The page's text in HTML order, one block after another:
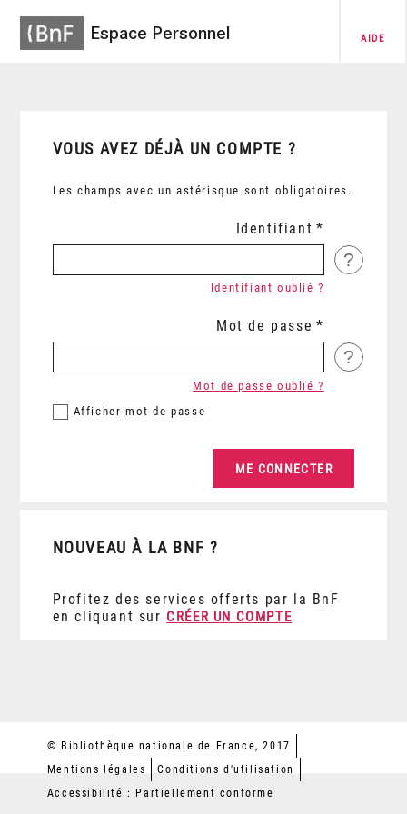
Espace Personnel AIDE
VOUS AVEZ DÉJÀ UN COMPTE ?
Les champs avec un astérisque sont obligatoires.
Identifiant
?
Identifiant oublié ?
Mot de passe
?
Afficher mot de passe
Mot de passe oublié ?
NOUVEAU À LA BNF ?
Profitez des services offerts par la BnF
en cliquant sur CRÉER UN COMPTE
© Bibliothèque nationale de France, 2017
Mentions légales
Conditions d'utilisation
Accessibilité : Partiellement conforme